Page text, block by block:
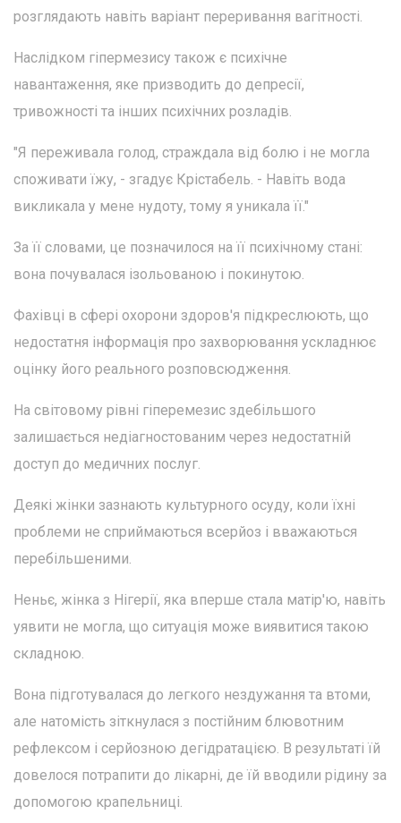
розглядають навіть варіант переривання вагітності.
Наслідком гіпермезису також є психічне
навантаження, яке призводить до депресії,
тривожності та інших психічних розладів.
"Я переживала голод, страждала від болю і не могла
споживати їжу, - згадує Крістабель. - Навіть вода
викликала у мене нудоту, тому я уникала її."
За її словами, це позначилося на її психічному стані:
вона почувалася ізольованою і покинутою.
Фахівці в сфері охорони здоров'я підкреслюють, що
недостатня інформація про захворювання ускладнює
оцінку його реального розповсюдження.
На світовому рівні гіперемезис здебільшого
залишається недіагностованим через недостатній
доступ до медичних послуг.
Деякі жінки зазнають культурного осуду, коли їхні
проблеми не сприймаються всерйоз і вважаються
перебільшеними.
Неньє, жінка з Нігерії, яка вперше стала матір'ю, навіть
уявити не могла, що ситуація може виявитися такою
складною.
Вона підготувалася до легкого нездужання та втоми,
але натомість зіткнулася з постійним блювотним
рефлексом і серйозною дегідратацією. В результаті їй
довелося потрапити до лікарні, де їй вводили рідину за
допомогою крапельниці.